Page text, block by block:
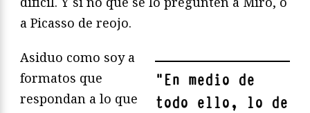
a Picasso de reojo.
"En medio de
todo ello, lo de
Asiduo como soy a
formatos que
respondan a lo que